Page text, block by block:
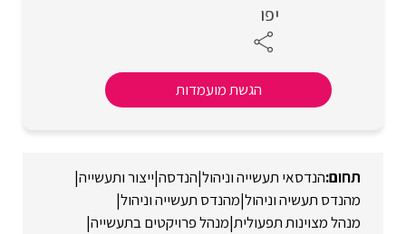
יפו
הגשת מועמדות
הנדסאי תעשייה וניהול|הנדסה|ייצור ותעשייה|
מהנדס תעשיה וניהול|מהנדס תעשייה וניהול|
מנהל מצוינות תפעולית|מנהל פרויקטים בתעשייה|